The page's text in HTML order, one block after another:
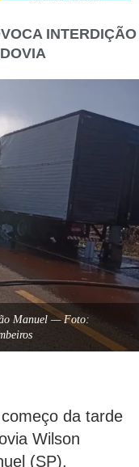
INTERDIÇÃO
Manuel — Foto:
da tarde
Wilson
(SP).